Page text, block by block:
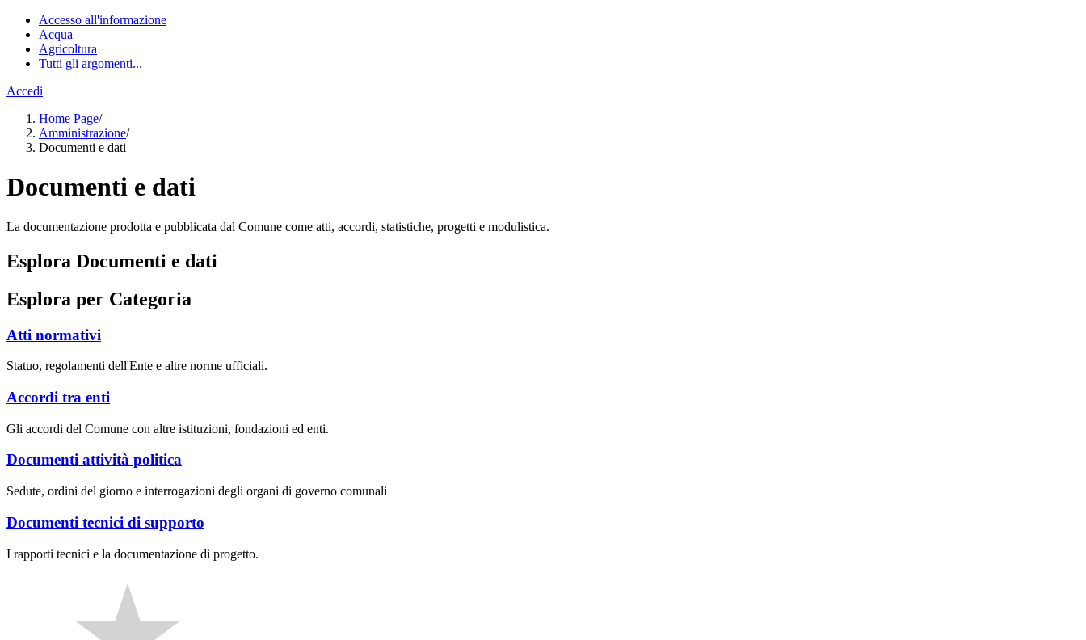
Accesso all'informazione
Acqua
Agricoltura
Tutti gli argomenti...
Accedi
Home Page/
Amministrazione/
Documenti e dati
Documenti e dati
La documentazione prodotta e pubblicata dal Comune come atti, accordi, statistiche, progetti e modulistica.
Esplora Documenti e dati
Esplora per Categoria
Atti normativi
Statuo, regolamenti dell'Ente e altre norme ufficiali.
Accordi tra enti
Gli accordi del Comune con altre istituzioni, fondazioni ed enti.
Documenti attività politica
Sedute, ordini del giorno e interrogazioni degli organi di governo comunali
Documenti tecnici di supporto
I rapporti tecnici e la documentazione di progetto.